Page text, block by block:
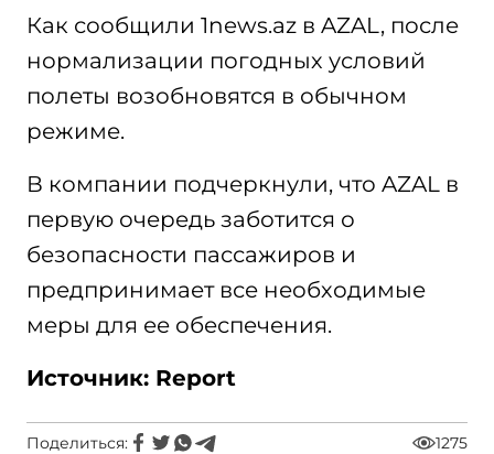
Как сообщили 1news.az в AZAL, после
нормализации погодных условий
полеты возобновятся в обычном
режиме.
В компании подчеркнули, что AZAL в
первую очередь заботится о
безопасности пассажиров и
предпринимает все необходимые
меры для ее обеспечения.
Источник: Report
Поделиться: 1275